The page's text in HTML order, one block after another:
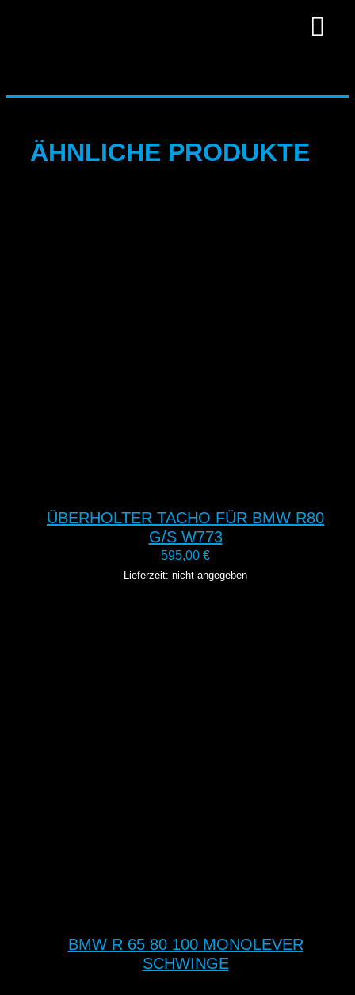
ÄHNLICHE PRODUKTE
ÜBERHOLTER TACHO FÜR BMW R80
G/S W773
595,00 €
Lieferzeit: nicht angegeben
BMW R 65 80 100 MONOLEVER
SCHWINGE